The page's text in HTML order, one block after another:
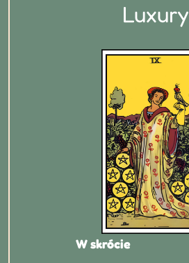
Luxury
W skrócie